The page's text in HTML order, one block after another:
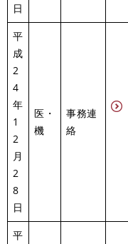
日
平
成
2
4
年
1
2
月
2
8
日
医・
機
事務連
絡
平